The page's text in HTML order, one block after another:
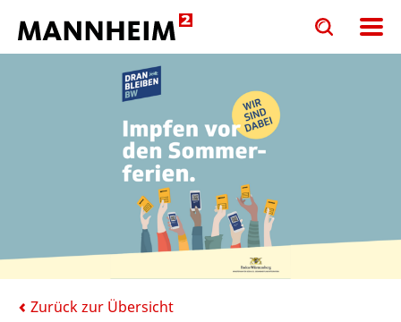
Toggle
search
input
Toggle
search
input
Zurück zur Übersicht